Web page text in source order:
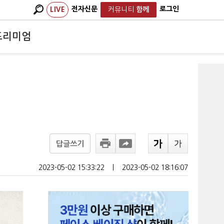
LIVE 전자신문 커뮤니티 함께 로그인
리미엄
답글쓰기
2023-05-02 15:33:22 2023-05-02 18:16:07